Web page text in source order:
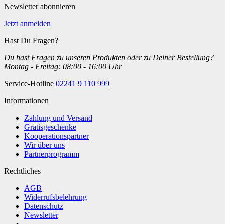
Newsletter abonnieren
Jetzt anmelden
Hast Du Fragen?
Du hast Fragen zu unseren Produkten oder zu Deiner Bestellung?
Montag - Freitag: 08:00 - 16:00 Uhr
Service-Hotline 02241 9 110 999
Informationen
Zahlung und Versand
Gratisgeschenke
Kooperationspartner
Wir über uns
Partnerprogramm
Rechtliches
AGB
Widerrufsbelehrung
Datenschutz
Newsletter